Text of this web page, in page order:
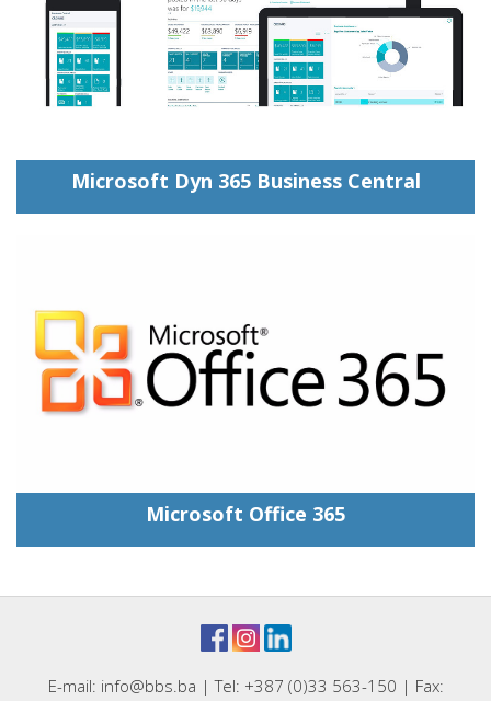
Microsoft Dyn 365 Business Central
Microsoft Office 365
E-mail: info@bbs.ba | Tel: +387 (0)33 563-150 | Fax: